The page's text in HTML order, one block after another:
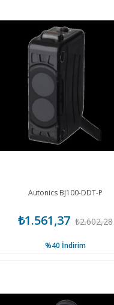
Autonics BJ100-DDT-P
₺1.561,37 ₺2.602,28
%40 İndirim